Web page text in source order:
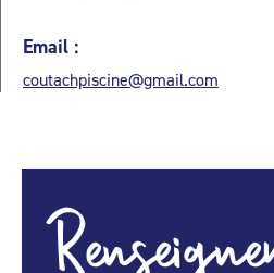
Email :
coutachpiscine@gmail.com